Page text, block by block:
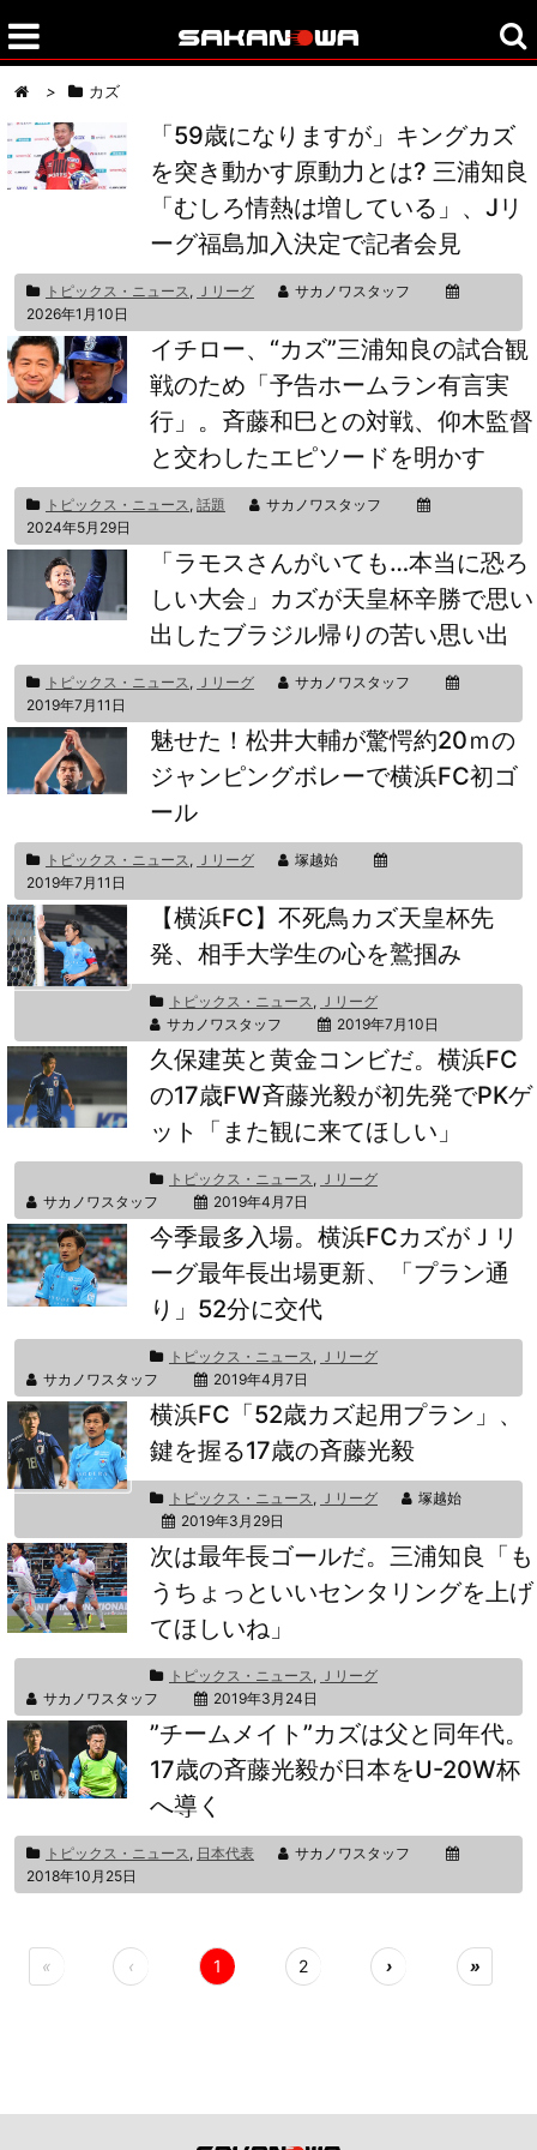
> カズ
「59歳になりますが」キングカズ
を突き動かす原動力とは? 三浦知良
「むしろ情熱は増している」、Jリ
ーグ福島加入決定で記者会見
トピックス・ニュース, Ｊリーグ
サカノワスタッフ
2026年1月10日
イチロー、“カズ”三浦知良の試合観
戦のため「予告ホームラン有言実
行」。斉藤和巳との対戦、仰木監督
と交わしたエピソードを明かす
トピックス・ニュース, 話題
サカノワスタッフ
2024年5月29日
「ラモスさんがいても…本当に恐ろ
しい大会」カズが天皇杯辛勝で思い
出したブラジル帰りの苦い思い出
トピックス・ニュース, Ｊリーグ
サカノワスタッフ
2019年7月11日
魅せた！松井大輔が驚愕約20ｍの
ジャンピングボレーで横浜FC初ゴ
ール
トピックス・ニュース, Ｊリーグ
塚越始
2019年7月11日
【横浜FC】不死鳥カズ天皇杯先
発、相手大学生の心を鷲掴み
トピックス・ニュース, Ｊリーグ
サカノワスタッフ
2019年7月10日
久保建英と黄金コンビだ。横浜FC
の17歳FW斉藤光毅が初先発でPKゲ
ット「また観に来てほしい」
トピックス・ニュース, Ｊリーグ
サカノワスタッフ
2019年4月7日
今季最多入場。横浜FCカズがＪリ
ーグ最年長出場更新、「プラン通
り」52分に交代
トピックス・ニュース, Ｊリーグ
サカノワスタッフ
2019年4月7日
横浜FC「52歳カズ起用プラン」、
鍵を握る17歳の斉藤光毅
トピックス・ニュース, Ｊリーグ
塚越始
2019年3月29日
次は最年長ゴールだ。三浦知良「も
うちょっといいセンタリングを上げ
てほしいね」
トピックス・ニュース, Ｊリーグ
サカノワスタッフ
2019年3月24日
”チームメイト”カズは父と同年代。
17歳の斉藤光毅が日本をU-20W杯
へ導く
トピックス・ニュース, 日本代表
サカノワスタッフ
2018年10月25日
« ‹ 1 2 › »